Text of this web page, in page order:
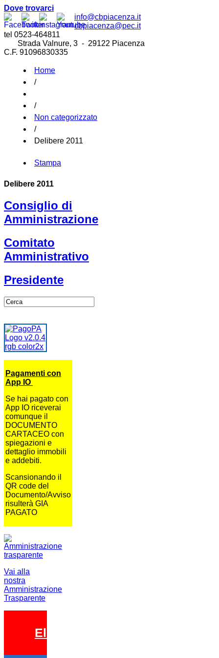
Dove trovarci
info@cbpiacenza.it
cbpiacenza@pec.it
tel 0523-464811
Strada Valnure, 3 - 29122 Piacenza
C.F. 91096830335
Home
/
/
Non categorizzato
/
Delibere 2011
Stampa
Delibere 2011
Consiglio di
Amministrazione
Comitato
Amministrativo
Presidente
Pagamenti con
App IO
Se hai pagato con
App IO riceverai
comunque il
DOCUMENTO
CARTACEO con
spiegazioni e
dettaglio immobili
e addebiti.
Scansionando il
QR code del
Documento/Avviso
risulterà GIA
PAGATO
Vai alla
nostra
Amministrazione
Trasparente
Elezioni 2026